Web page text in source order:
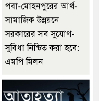
পবা-মোহনপুরের আর্থ-
সামাজিক উন্নয়নে
সরকারের সব সুযোগ-
সুবিধা নিশ্চিত করা হবে:
এমপি মিলন